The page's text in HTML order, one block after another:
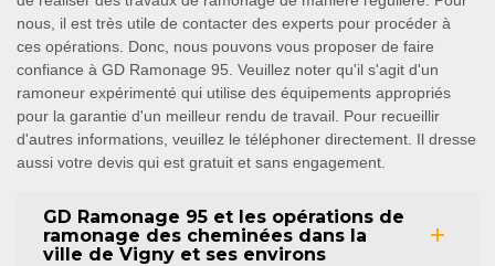
nous, il est très utile de contacter des experts pour procéder à
ces opérations. Donc, nous pouvons vous proposer de faire
confiance à GD Ramonage 95. Veuillez noter qu'il s'agit d'un
ramoneur expérimenté qui utilise des équipements appropriés
pour la garantie d'un meilleur rendu de travail. Pour recueillir
d'autres informations, veuillez le téléphoner directement. Il dresse
aussi votre devis qui est gratuit et sans engagement.
GD Ramonage 95 et les opérations de
ramonage des cheminées dans la
ville de Vigny et ses environs